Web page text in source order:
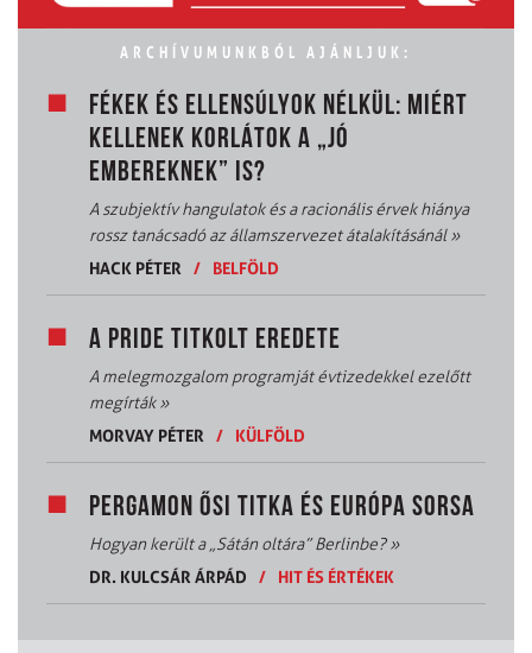
ARCHÍVUMUNKBÓL AJÁNLJUK:
FÉKEK ÉS ELLENSÚLYOK NÉLKÜL: MIÉRT
KELLENEK KORLÁTOK A „JÓ
EMBEREKNEK” IS?
A szubjektív hangulatok és a racionális érvek hiánya
rossz tanácsadó az államszervezet átalakításánál»
HACK PÉTER
/ BELFÖLD
A PRIDE TITKOLT EREDETE
A melegmozgalom programját évtizedekkel ezelőtt
megírták»
MORVAY PÉTER
/ KÜLFÖLD
PERGAMON ŐSI TITKA ÉS EURÓPA SORSA
Hogyan került a „Sátán oltára” Berlinbe?»
DR. KULCSÁR ÁRPÁD
/ HIT ÉS ÉRTÉKEK